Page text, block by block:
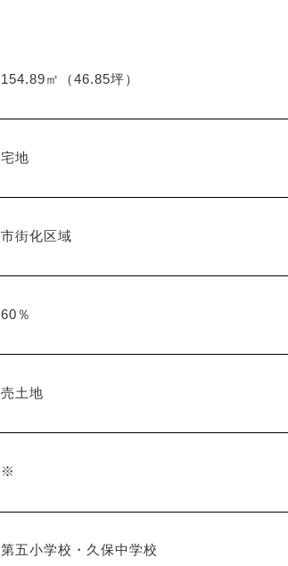
154.89㎡（46.85坪）
宅地
市街化区域
60％
売土地
※
第五小学校・久保中学校